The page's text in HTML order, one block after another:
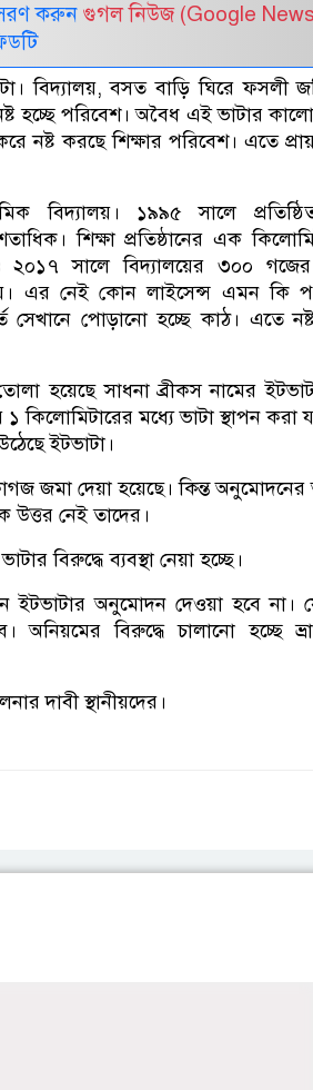
করুন গুগল নিউজ (Google
বিদ্যালয়, বসত বাড়ি ঘিরে ফসলী
হচ্ছে পরিবেশ। অবৈধ এই ভাটার
নষ্ট করছে শিক্ষার পরিবেশ। এতে
বিদ্যালয়। ১৯৯৫ সালে
শিক্ষা প্রতিষ্ঠানের এক
২০১৭ সালে বিদ্যালয়ের ৩০০
এর নেই কোন লাইসেন্স এমন কি
সেখানে পোড়ানো হচ্ছে কাঠ। এতে
হয়েছে সাধনা ব্রীকস নামের
মধ্যে ভাটা স্থাপন করা
ইটভাটা।
জমা দেয়া হয়েছে। কিন্ত
নেই তাদের।
বিরুদ্ধে ব্যবস্থা নেয়া হচ্ছে।
অনুমোদন দেওয়া হবে না।
বিরুদ্ধে চালানো হচ্ছে
দাবী স্থানীয়দের।